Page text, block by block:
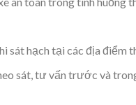
sát hạch tại các địa điểm
sát, tư vấn trước và